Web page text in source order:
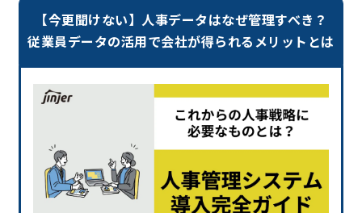
【今更聞けない】人事データはなぜ管理すべき？
従業員データの活用で会社が得られるメリットとは